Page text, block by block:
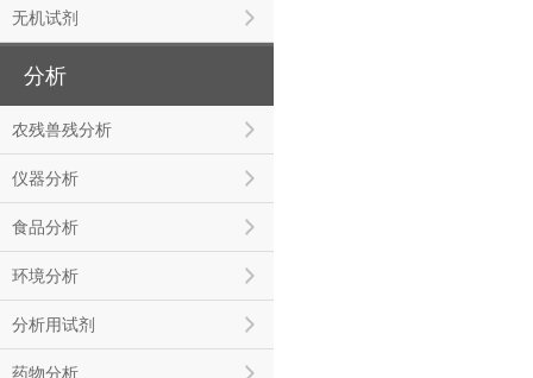
无机试剂
分析
农残兽残分析
仪器分析
食品分析
环境分析
分析用试剂
药物分析